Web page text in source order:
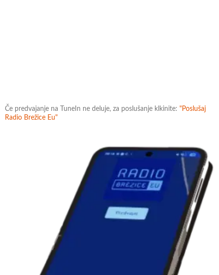
Če predvajanje na TuneIn ne deluje, za poslušanje klkinite: "Poslušaj
Radio Brežice Eu"